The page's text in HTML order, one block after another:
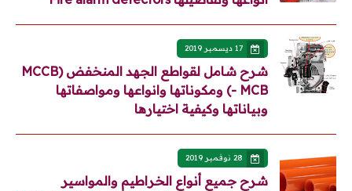
17 ديسمبر 2019
شرح شامل لقواطع الجهد المنخفض (MCCB
- MCB) ومكوناتها وانواعها ومواصفاتها
وبياناتها وكيفية اختيارها
28 نوفمبر 2019
شرح جميع أنواع الخراطيم والمواسير